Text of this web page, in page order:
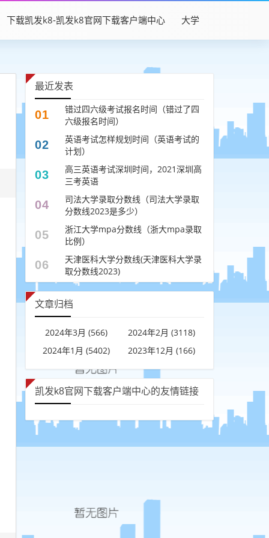
下载凯发k8-凯发k8官网下载客户端中心 大学
最近发表
01
错过四六级考试报名时间（错过了四
六级报名时间）
02
英语考试怎样规划时间（英语考试的
计划）
03
高三英语考试深圳时间，2021深圳高
三考英语
04
司法大学录取分数线（司法大学录取
分数线2023是多少）
05
浙江大学mpa分数线（浙大mpa录取
比例）
06
天津医科大学分数线(天津医科大学录
取分数线2023)
文章归档
2024年3月 (566)
2024年2月 (3118)
2024年1月 (5402)
2023年12月 (166)
凯发k8官网下载客户端中心的友情链接